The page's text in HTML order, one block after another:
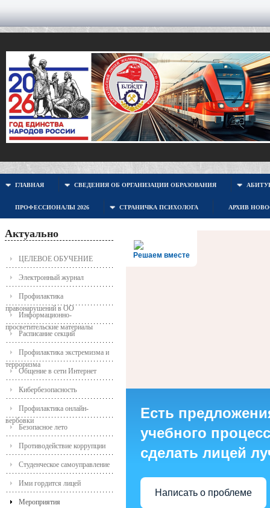
ГЛАВНАЯ СВЕДЕНИЯ ОБ ОРГАНИЗАЦИИ ОБРАЗОВАНИЯ
ПРОФЕССИОНАЛЫ 2026 СТРАНИЧКА ПСИХОЛОГА АРХИВ
Актуально
ЦЕЛЕВОЕ ОБУЧЕНИЕ
Электронный журнал
Профилактика
правонарушений в ОО
Информационно-
просветительские материалы
Расписание секций
Профилактика экстремизма и
терроризма
Общение в сети Интернет
Кибербезопасность
Профилактика онлайн-
вербовки
Безопасное лето
Противодействие коррупции
Студенческое самоуправление
Ими гордится лицей
Мероприятия
Решаем вместе
Есть
учебного
сделать лицей
Написать о проблеме